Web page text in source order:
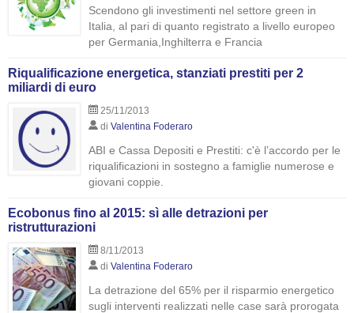
Scendono gli investimenti nel settore green in
Italia, al pari di quanto registrato a livello europeo
per Germania,Inghilterra e Francia
Riqualificazione energetica, stanziati prestiti per 2
miliardi di euro
25/11/2013
di Valentina Foderaro
ABI e Cassa Depositi e Prestiti: c'è l’accordo per le
riqualificazioni in sostegno a famiglie numerose e
giovani coppie.
Ecobonus fino al 2015: sì alle detrazioni per
ristrutturazioni
8/11/2013
di Valentina Foderaro
La detrazione del 65% per il risparmio energetico
sugli interventi realizzati nelle case sarà prorogata